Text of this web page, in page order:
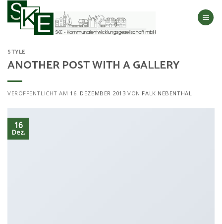
Skip
content
STYLE
ANOTHER POST WITH A GALLERY
VERÖFFENTLICHT AM 16. DEZEMBER 2013 VON FALK NEBENTHAL
16
Dez.